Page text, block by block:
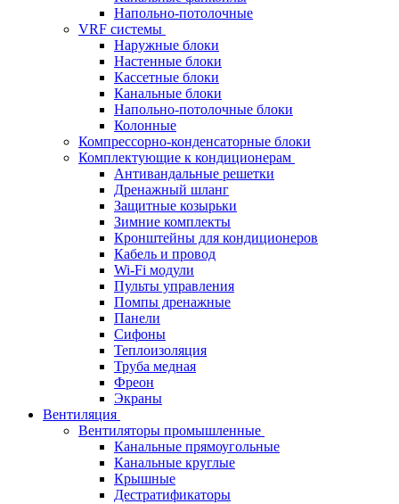
Напольно-потолочные
VRF системы
Наружные блоки
Настенные блоки
Кассетные блоки
Канальные блоки
Напольно-потолочные блоки
Колонные
Компрессорно-конденсаторные блоки
Комплектующие к кондиционерам
Антивандальные решетки
Дренажный шланг
Защитные козырьки
Зимние комплекты
Кронштейны для кондиционеров
Кабель и провод
Wi-Fi модули
Пульты управления
Помпы дренажные
Панели
Сифоны
Теплоизоляция
Труба медная
Фреон
Экраны
Вентиляция
Вентиляторы промышленные
Канальные прямоугольные
Канальные круглые
Крышные
Дестратификаторы